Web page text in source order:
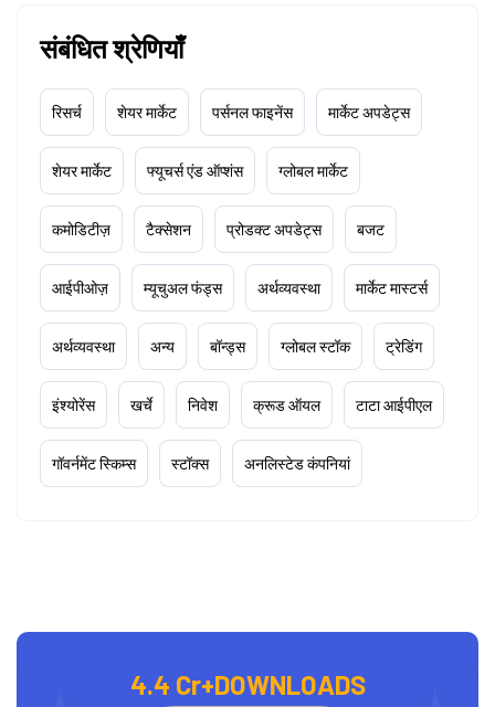
संबंधित श्रेणियाँ
रिसर्च शेयर मार्केट पर्सनल फाइनेंस मार्केट अपडेट्स
शेयर मार्केट फ्यूचर्स एंड ऑप्शंस ग्लोबल मार्केट
कमोडिटीज़ टैक्सेशन प्रोडक्ट अपडेट्स बजट
आईपीओज़ म्यूचुअल फंड्स अर्थव्यवस्था मार्केट मास्टर्स
अर्थव्यवस्था अन्य बॉन्ड्स ग्लोबल स्टॉक ट्रेडिंग
इंश्योरेंस खर्चे निवेश क्रूड ऑयल टाटा आईपीएल
गॉवर्नमेंट स्किम्स स्टॉक्स अनलिस्टेड कंपनियां
4.4 Cr+DOWNLOADS